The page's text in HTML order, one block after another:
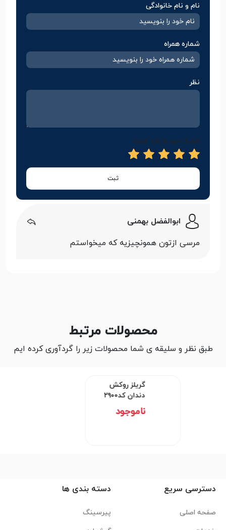
نام و نام خانوادگی
شماره همراه
نظر
امتیاز خود را وارد کنید
ثبت
ابوالفضل بهمنی
مرسی ازتون همونچیزیه که میخواستم
محصولات مرتبط
طبق نظر و سلیقه ی شما محصولات زیر را گردآوری کرده ایم
گریلز روکش دندان کد۲۹۰۰
ناموجود
دسترسی سریع
صفحه اصلی
دسته بندی ها
پیرسینگ